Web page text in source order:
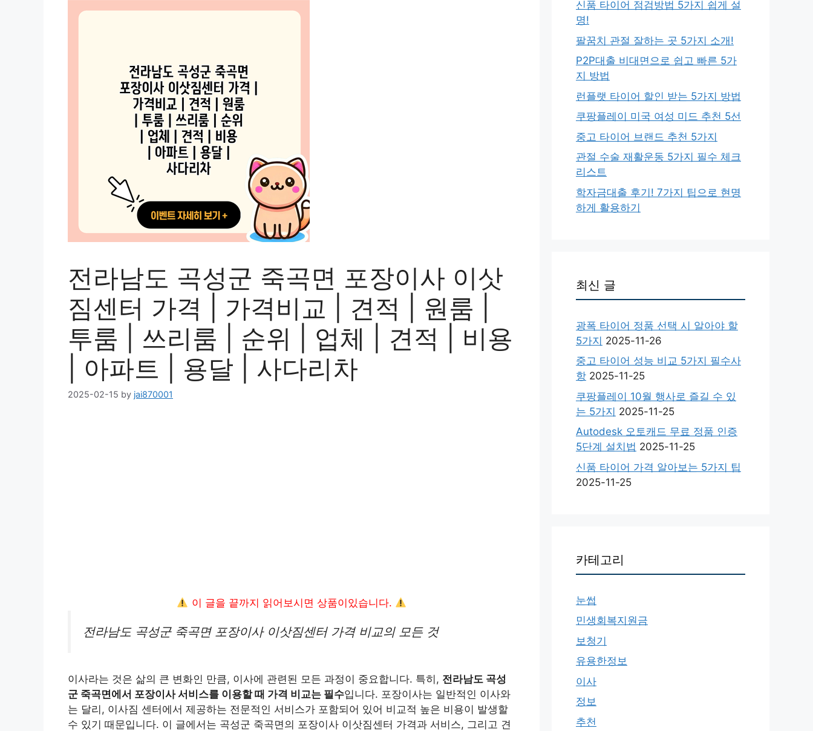
전라남도 곡성군 죽곡면 포장이사 이삿
짐센터 가격 | 가격비교 | 견적 | 원룸 |
투룸 | 쓰리룸 | 순위 | 업체 | 견적 | 비용
| 아파트 | 용달 | 사다리차
2025-02-15 by jai870001
이 글을 끝까지 읽어보시면 상품이있습니다.
전라남도 곡성군 죽곡면 포장이사 이삿짐센터 가격 비교의 모든 것
이사라는 것은 삶의 큰 변화인 만큼, 이사에 관련된 모든 과정이 중요합니다. 특히, 전라남도 곡성
군 죽곡면에서 포장이사 서비스를 이용할 때 가격 비교는 필수입니다. 포장이사는 일반적인 이사와
는 달리, 이사짐 센터에서 제공하는 전문적인 서비스가 포함되어 있어 비교적 높은 비용이 발생할
수 있기 때문입니다. 이 글에서는 곡성군 죽곡면의 포장이사 이삿짐센터 가격과 서비스, 그리고 견
신품 타이어 점검방법 5가지 쉽게 설
명!
팔꿈치 관절 잘하는 곳 5가지 소개!
P2P대출 비대면으로 쉽고 빠른 5가
지 방법
런플랫 타이어 할인 받는 5가지 방법
쿠팡플레이 미국 여성 미드 추천 5선
중고 타이어 브랜드 추천 5가지
관절 수술 재활운동 5가지 필수 체크
리스트
학자금대출 후기! 7가지 팁으로 현명
하게 활용하기
최신 글
광폭 타이어 정품 선택 시 알아야 할
5가지 2025-11-26
중고 타이어 성능 비교 5가지 필수사
항 2025-11-25
쿠팡플레이 10월 행사로 즐길 수 있
는 5가지 2025-11-25
Autodesk 오토캐드 무료 정품 인증
5단계 설치법 2025-11-25
신품 타이어 가격 알아보는 5가지 팁
2025-11-25
카테고리
눈썹
민생회복지원금
보청기
유용한정보
이사
정보
추천